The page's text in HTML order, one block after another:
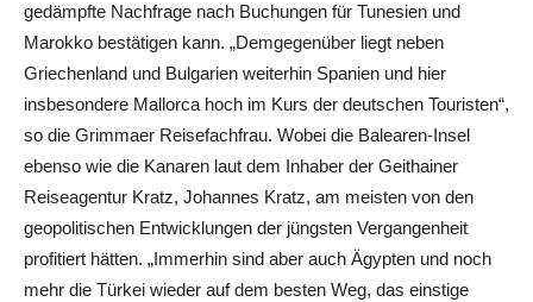
gedämpfte Nachfrage nach Buchungen für Tunesien und
Marokko bestätigen kann. „Demgegenüber liegt neben
Griechenland und Bulgarien weiterhin Spanien und hier
insbesondere Mallorca hoch im Kurs der deutschen Touristen“,
so die Grimmaer Reisefachfrau. Wobei die Balearen-Insel
ebenso wie die Kanaren laut dem Inhaber der Geithainer
Reiseagentur Kratz, Johannes Kratz, am meisten von den
geopolitischen Entwicklungen der jüngsten Vergangenheit
profitiert hätten. „Immerhin sind aber auch Ägypten und noch
mehr die Türkei wieder auf dem besten Weg, das einstige